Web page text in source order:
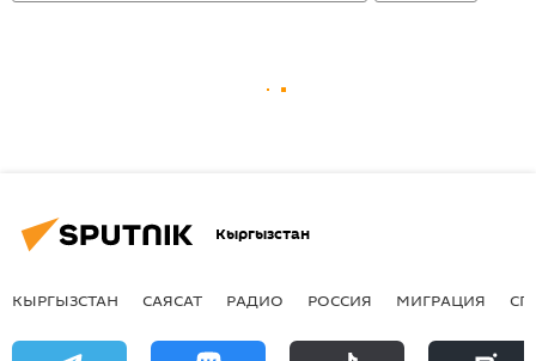
Кыргызстан
КЫРГЫЗСТАН САЯСАТ РАДИО РОССИЯ МИГРАЦИЯ